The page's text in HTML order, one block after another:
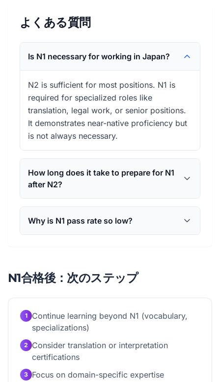
よくある質問
Is N1 necessary for working in Japan?
N2 is sufficient for most positions. N1 is
required for specialized roles like
translation, legal work, or senior positions.
It demonstrates near-native proficiency but
is not always necessary.
How long does it take to prepare for N1
after N2?
Why is N1 pass rate so low?
N1合格後：次のステップ
1
Continue learning beyond N1 (vocabulary,
specializations)
2
Consider translation or interpretation
certifications
3 Focus on domain-specific expertise